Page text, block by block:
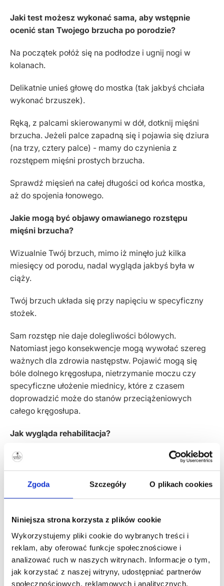
Zgoda Szczegóły O plikach cookies
Niniejsza strona korzysta z plików cookie
Wykorzystujemy pliki cookie do wybranych treści i
reklam, aby oferować funkcje społecznościowe i
analizować ruch w naszych witrynach. Informacje o tym,
jak korzystać z naszej witryny, udostępniać partnerów
społecznościowych, reklamowych i analitycznych.
Jaki test możesz wykonać sama, aby wstępnie
ocenić stan Twojego brzucha po porodzie?
Na początek połóż się na podłodze i ugnij nogi w
kolanach.
Delikatnie unieś głowę do mostka (tak jakbyś chciała
wykonać brzuszek).
Ręką, z palcami skierowanymi w dół, dotknij mięśni
brzucha. Jeżeli palce zapadną się i pojawia się dziura
(na trzy, cztery palce) - mamy do czynienia z
rozstępem mięśni prostych brzucha.
Sprawdź mięsień na całej długości od końca mostka,
aż do spojenia łonowego.
Jakie mogą być objawy omawianego rozstępu
mięśni brzucha?
Wizualnie Twój brzuch, mimo iż minęło już kilka
miesięcy od porodu, nadal wygląda jakbyś była w
ciąży.
Twój brzuch układa się przy napięciu w specyficzny
stożek.
Sam rozstęp nie daje dolegliwości bólowych.
Natomiast jego konsekwencje mogą wywołać szereg
ważnych dla zdrowia następstw. Pojawić mogą się
bóle dolnego kręgosłupa, nietrzymanie moczu czy
specyficzne ułożenie miednicy, które z czasem
doprowadzić może do stanów przeciążeniowych
całego kręgosłupa.
Jak wygląda rehabilitacja?
Wszystko zależy od zaawansowania problemu, czasu,
który upłynął i kompensacji, które organizm zbudowł w
międzyczasie.
się nie tylko na mięśniach brzucha, ale na całej Twojej
Następnym krokiem jest dobór terapii z zakresu
rehabilitacji i osteopatii.